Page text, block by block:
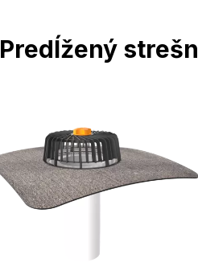
Predĺžený